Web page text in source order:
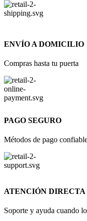
ENVÍO A DOMICILIO
Compras hasta tu puerta
PAGO SEGURO
Métodos de pago
ATENCIÓN DIRECTA
Soporte y ayuda cuando